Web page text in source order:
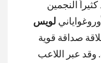
النجمين
لويس
صداقة قوية
عبر اللاعب